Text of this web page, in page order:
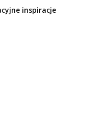
inspiracje